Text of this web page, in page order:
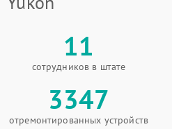
11
сотрудников в штате
3347
отремонтированных устройств